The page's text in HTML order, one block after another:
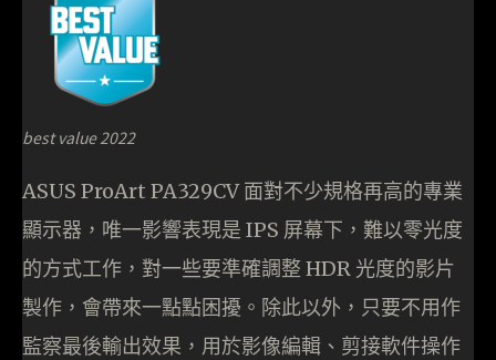
best value 2022
ASUS ProArt PA329CV 面對不少規格再高的專業
顯示器，唯一影響表現是 IPS 屏幕下，難以零光度
的方式工作，對一些要準確調整 HDR 光度的影片
製作，會帶來一點點困擾。除此以外，只要不用作
監察最後輸出效果，用於影像編輯、剪接軟件操作